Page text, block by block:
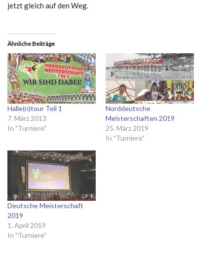
jetzt gleich auf den Weg.
Ähnliche Beiträge
Halle(n)tour Teil 1
7. März 2013
In "Turniere"
Norddeutsche
Meisterschaften 2019
25. März 2019
In "Turniere"
Deutsche Meisterschaft
2019
1. April 2019
In "Turniere"